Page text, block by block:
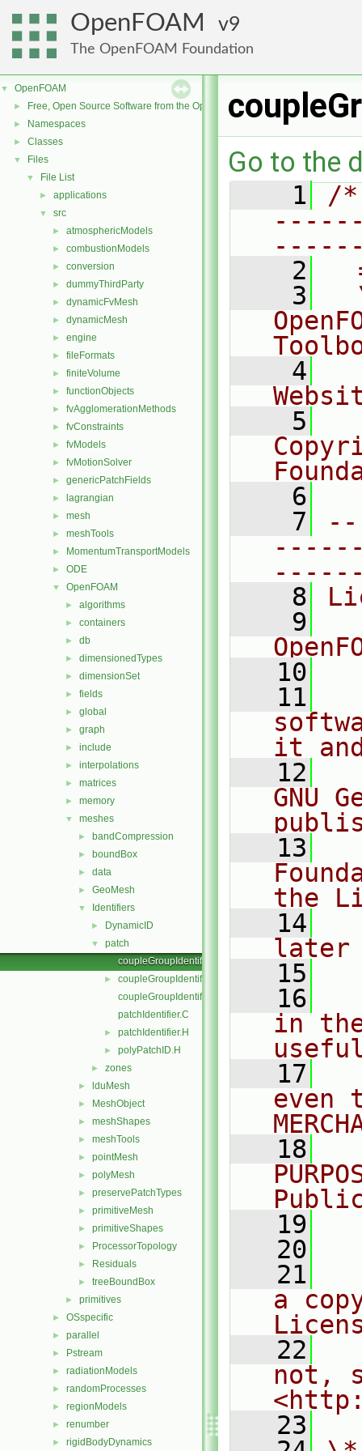
OpenFOAM 9
The OpenFOAM Foundation
▼ OpenFOAM
► Free, Open Source Software from the OpenFOAM Foundation
► Namespaces
► Classes
▼ Files
▼ File List
► applications
▼ src
► atmosphericModels
► combustionModels
► conversion
► dummyThirdParty
► dynamicFvMesh
► dynamicMesh
► engine
► fileFormats
► finiteVolume
► functionObjects
► fvAgglomerationMethods
► fvConstraints
► fvModels
► fvMotionSolver
► genericPatchFields
► lagrangian
► mesh
► meshTools
► MomentumTransportModels
► ODE
▼ OpenFOAM
► algorithms
► containers
► db
► dimensionedTypes
► dimensionSet
► fields
► global
► graph
► include
► interpolations
► matrices
► memory
▼ meshes
► bandCompression
► boundBox
► data
► GeoMesh
▼ Identifiers
► DynamicID
▼
patch
coupleGroupIdentifier.C
►
coupleGroupIdentifier.H
coupleGroupIdentifierI.H
patchIdentifier.C
► patchIdentifier.H
► polyPatchID.H
► zones
► lduMesh
► MeshObject
► meshShapes
► meshTools
► pointMesh
► polyMesh
► preservePatchTypes
► primitiveMesh
► primitiveShapes
► ProcessorTopology
► Residuals
► treeBoundBox
► primitives
► OSspecific
► parallel
► Pstream
► radiationModels
► randomProcesses
► regionModels
► renumber
► rigidBodyDynamics
Go to the
    1
/
    2
    3
    4
    5
    6
    7
    8
    9
   10
   11
it
   12
GNU
   13
the
   14
later
   15
   16
in
   17
even
   18
   19
   20
   21
a
   22
not,
   23